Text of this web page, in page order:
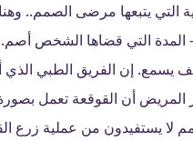
التي يتبعها مرضى الصمم..
المدة التي قضاها الشخص
يسمع. إن الفريق الطبي
المريض أن القوقعة تعمل
لا يستفيدون من عملية زرع